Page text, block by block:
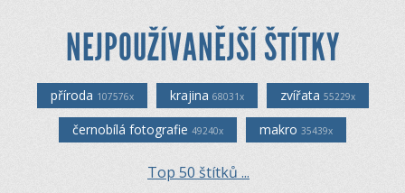
NEJPOUŽÍVANĚJŠÍ ŠTÍTKY
příroda 107576x krajina 68031x zvířata 55229x
černobílá fotografie 49240x makro 35439x
Top 50 štítků ...